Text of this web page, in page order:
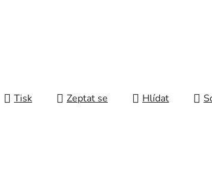
Tisk Zeptat se Hlídat